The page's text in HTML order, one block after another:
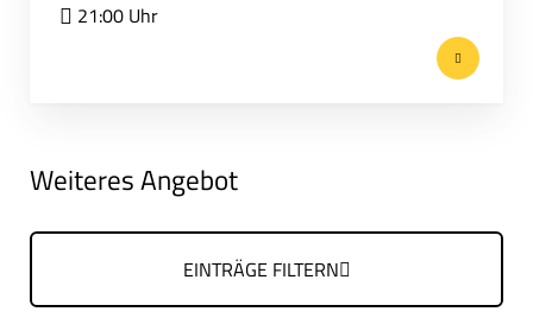
21:00 Uhr
Weiteres Angebot
EINTRÄGE FILTERN